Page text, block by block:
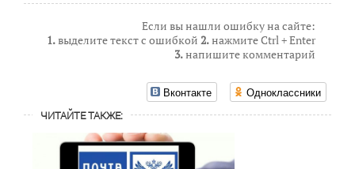
Если вы нашли ошибку на сайте:
1.выделите текст с ошибкой 2.нажмите Ctrl + Enter
3.напишите комментарий
Вконтакте Одноклассники
ЧИТАЙТЕ ТАКЖЕ: